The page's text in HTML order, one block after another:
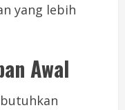
yang lebih
Awal